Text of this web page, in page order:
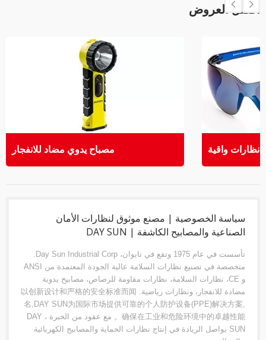
أفضل العروض
مصباح يدوي مضاد للانفجار نظارات واقية
سياسة الخصوصية | مصنع موثوق لنظارات الأمان
الصناعية والمصابيح الكاشفة | DAY SUN
تأسست في عام 1975 وتقع في تايوان، Day Sun Industrial Corp.
متخصصة في تصنيع نظارات السلامة عالية الجودة المعتمدة من ANSI
و CE، نظارات السلامة، نظارات مقاومة للرصاص، مصابيح يدوية
مضادة للانفجار، ونظارات رياضية. 以创新设计和严格的安全标准而闻
名,DAY SUN为国际市场提供可靠的个人防护设备(PPE)解决方案,
确保在工业和危险环境中的卓越性能。 مع عقود من الخبرة ، DAY
SUN يواصل الريادة في إنتاج نظارات الحماية والمصابيح الكهربائية